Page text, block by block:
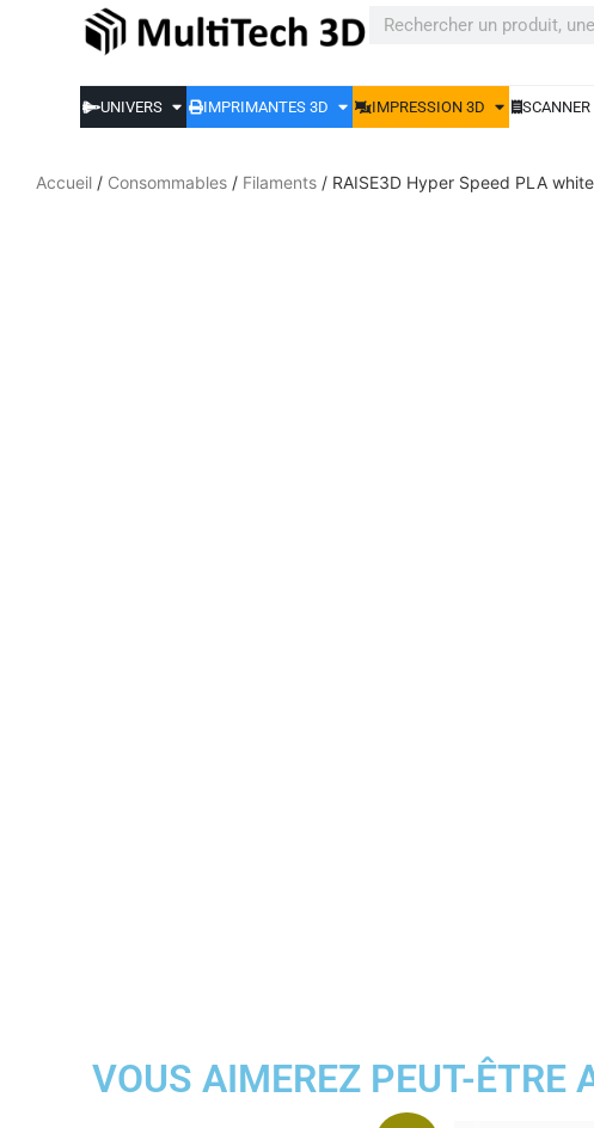
UNIVERS IMPRIMANTES 3D IMPRESSION 3D SCANNER
Accueil / Consommables / Filaments / RAISE3D Hyper Speed PLA
VOUS AIMEREZ PEUT-ÊTRE